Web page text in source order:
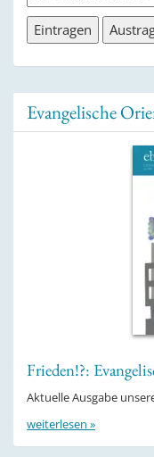
Evangelische
Frieden!?:
Aktuelle Ausgabe
weiterlesen »